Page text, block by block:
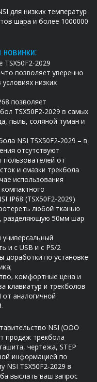
для низких температур
шара и более 1000000
TSX50F2-2029
позволяет уверенно
низких
позволяет
TSX50F2-2029 в самых
пыль, соляной туман и
NSI TSX50F2-2029 – в
отсутствуют
пользователей от
и смазки трекбола
использования
IP68 (TSX50F2-2029)
любой тканью
разделяющую 50мм шар
и с USB и с PS/2
доработки по установке
комфортные цена и
клавиатур и трекболов
аналогичной
NSI (ООО
продаж трекбола
чертежа, STEP
информацией по
NSI TSX50F2-2029 в
выслать ваш запрос